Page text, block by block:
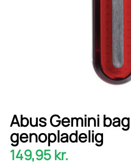
Abus Gemini
genopladelig
149,95 kr.